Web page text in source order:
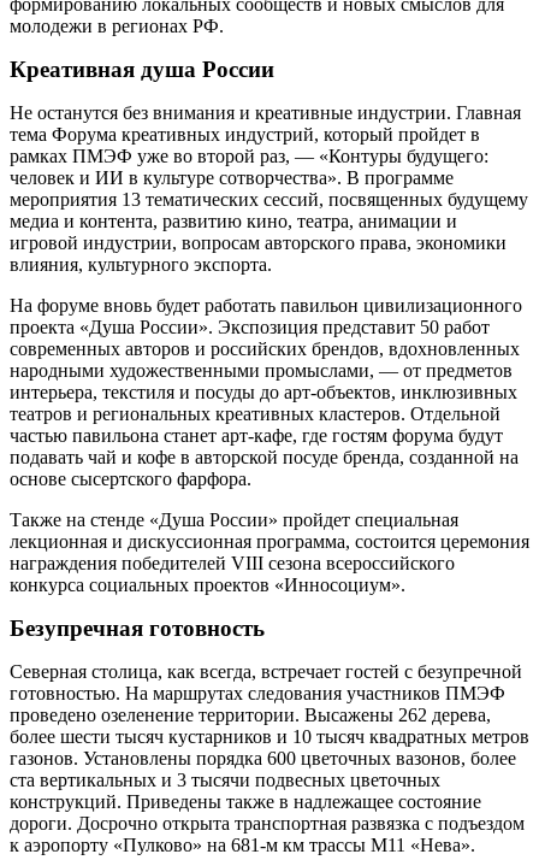
формированию локальных сообществ и новых смыслов для
молодежи в регионах РФ.
Креативная душа России
Не останутся без внимания и креативные индустрии. Главная
тема Форума креативных индустрий, который пройдет в
рамках ПМЭФ уже во второй раз, — «Контуры будущего:
человек и ИИ в культуре сотворчества». В программе
мероприятия 13 тематических сессий, посвященных будущему
медиа и контента, развитию кино, театра, анимации и
игровой индустрии, вопросам авторского права, экономики
влияния, культурного экспорта.
На форуме вновь будет работать павильон цивилизационного
проекта «Душа России». Экспозиция представит 50 работ
современных авторов и российских брендов, вдохновленных
народными художественными промыслами, — от предметов
интерьера, текстиля и посуды до арт-объектов, инклюзивных
театров и региональных креативных кластеров. Отдельной
частью павильона станет арт-кафе, где гостям форума будут
подавать чай и кофе в авторской посуде бренда, ­созданной на
основе сысертского фарфора.
Также на стенде «Душа России» пройдет специальная
лекционная и дискуссионная прог­рамма, состоится церемония
награждения победителей VIII сезона всероссийского
конкурса социальных проектов «Инносоциум».
Безупречная готовность
Северная столица, как всегда, встречает гостей с безупречной
готовностью. На маршрутах следования участников ПМЭФ
проведено озеленение территории. Высажены 262 дерева,
более шес­ти тысяч кустарников и 10 тысяч квадратных метров
газонов. Установлены порядка 600 цветочных вазонов, более
ста вертикальных и 3 тысячи подвесных цветочных
конструкций. Приведены также в надлежащее состояние
дороги. Досрочно открыта транспортная развязка с подъездом
к аэропорту «Пулково» на 681‑м км трассы М11 «Нева».